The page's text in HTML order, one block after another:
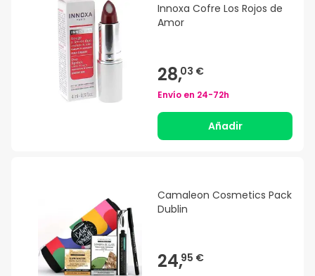
Innoxa Cofre Los Rojos de
Amor
28,03 €
Envío en 24-72h
Añadir
Camaleon Cosmetics Pack
Dublin
24,95 €